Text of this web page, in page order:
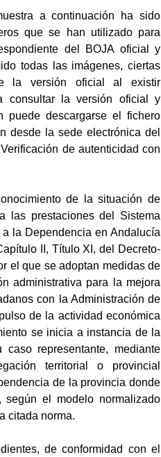
a continuación ha sido
que se han utilizado para
del BOJA oficial y
todas las imágenes, ciertas
la versión oficial al existir
consultar la versión oficial y
puede descargarse el fichero
desde la sede electrónica del
de autenticidad con
de la situación de
las prestaciones del Sistema
la Dependencia en Andalucía
II, Título XI, del Decreto-
el que se adoptan medidas de
administrativa para la mejora
con la Administración de
de la actividad económica
se inicia a instancia de la
representante, mediante
territorial o provincial
de la provincia donde
según el modelo normalizado
citada norma.
de conformidad con el